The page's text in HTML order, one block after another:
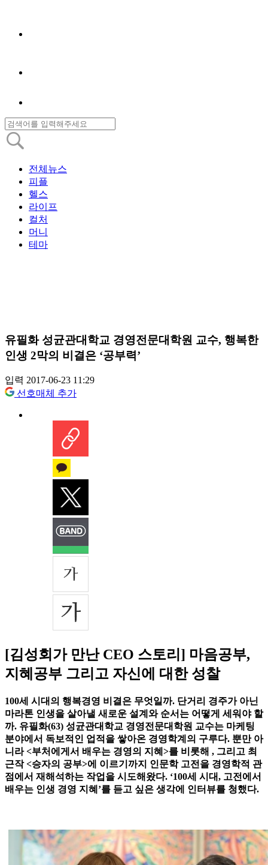
전체뉴스
피플
헬스
라이프
컬처
머니
테마
유필화 성균관대학교 경영전문대학원 교수, 행복한
인생 2막의 비결은 ‘공부력’
입력 2017-06-23 11:29
선호매체 추가
[김성회가 만난 CEO 스토리] 마음공부,
지혜공부 그리고 자신에 대한 성찰
100세 시대의 행복경영 비결은 무엇일까. 단거리 경주가 아닌
마라톤 인생을 살아낼 새로운 설계와 순서는 어떻게 세워야 할
까. 유필화(63) 성균관대학교 경영전문대학원 교수는 마케팅
분야에서 독보적인 업적을 쌓아온 경영학계의 구루다. 뿐만 아
니라 <부처에게서 배우는 경영의 지혜>를 비롯해 , 그리고 최
근작 <승자의 공부>에 이르기까지 인문학 고전을 경영학적 관
점에서 재해석하는 작업을 시도해왔다. ‘100세 시대, 고전에서
배우는 인생 경영 지혜’를 듣고 싶은 생각에 인터뷰를 청했다.